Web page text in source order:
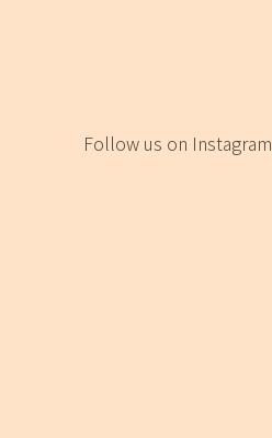
Follow us on Instagram